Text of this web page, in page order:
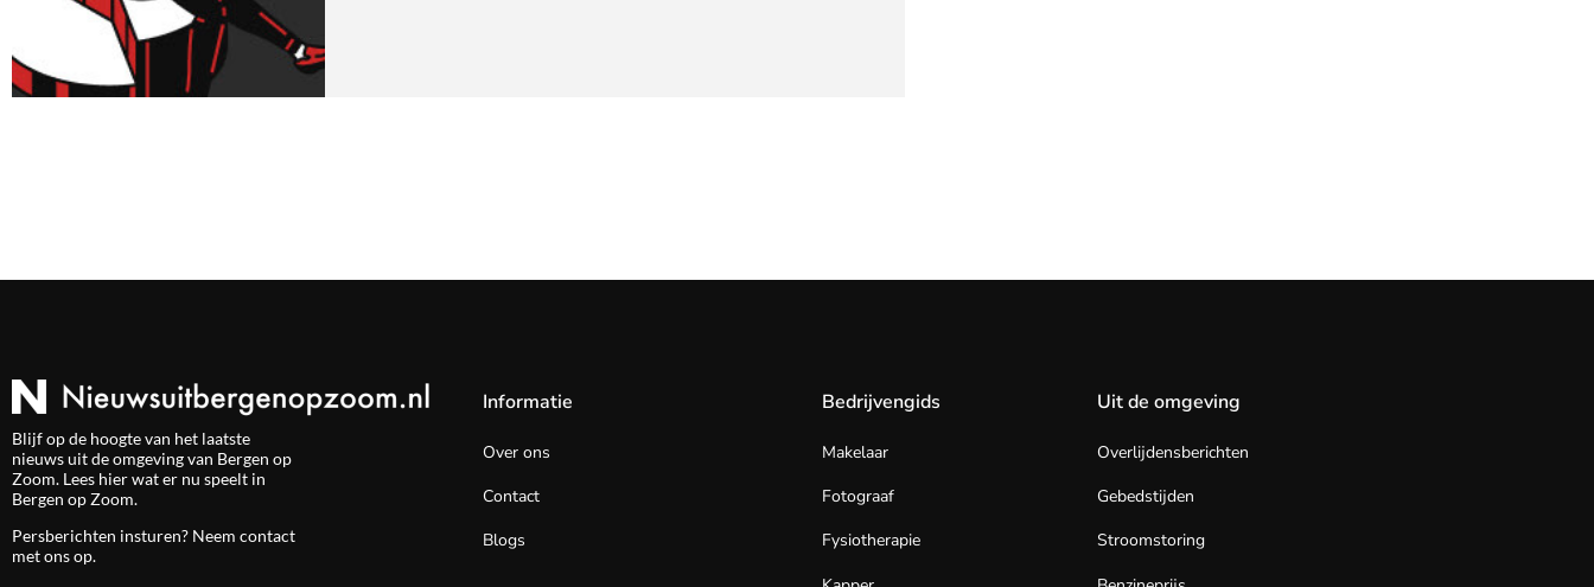
Blijf op de hoogte van het laatste
nieuws uit de omgeving van Bergen op
Zoom. Lees hier wat er nu speelt in
Bergen op Zoom.
Persberichten insturen? Neem contact
met ons op.
Informatie
Over ons
Contact
Blogs
Bedrijvengids
Makelaar
Fotograaf
Fysiotherapie
Uit de omgeving
Overlijdensberichten
Gebedstijden
Stroomstoring